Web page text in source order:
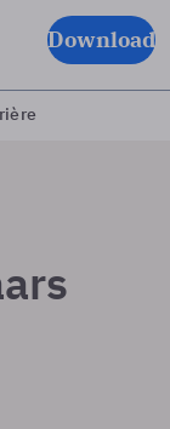
Download